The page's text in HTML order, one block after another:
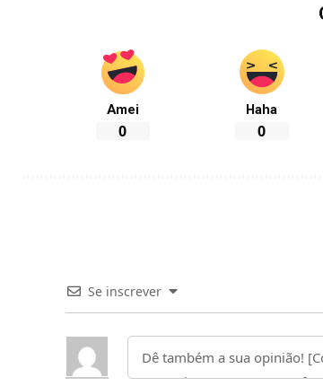
Amei
0
Haha
0
Se inscrever